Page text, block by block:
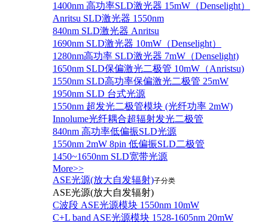
1400nm 高功率SLD激光器 15mW（Denselight）
Anritsu SLD激光器 1550nm
840nm SLD激光器 Anritsu
1690nm SLD激光器 10mW（Denselight）
1280nm高功率 SLD激光器 7mW（Denselight)
1650nm SLD保偏激光二极管 10mW（Anristsu)
1550nm SLD高功率保偏激光二极管 25mW
1950nm SLD 台式光源
1550nm 超发光二极管模块 (光纤功率 2mW)
Innolume光纤耦合超辐射发光二极管
840nm 高功率低偏振SLD光源
1550nm 2mW 8pin 低偏振SLD二极管
1450~1650nm SLD宽带光源
More>>
ASE光源(放大自发辐射)子分类
ASE光源(放大自发辐射)
C波段 ASE光源模块 1550nm 10mW
C+L band ASE光源模块 1528-1605nm 20mW